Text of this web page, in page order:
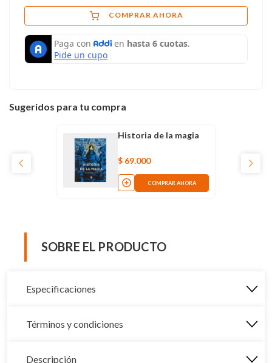
COMPRAR AHORA
Sugeridos para tu compra
Historia de la magia
$ 69.000
COMPRAR AHORA
SOBRE EL PRODUCTO
Especificaciones
Términos y condiciones
Descripción